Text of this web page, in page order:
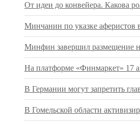
От идеи до конвейера. Какова
Минчанин по указке аферистов
Минфин завершил размещение
На платформе «Финмаркет» 17
В Германии могут запретить
В Гомельской области